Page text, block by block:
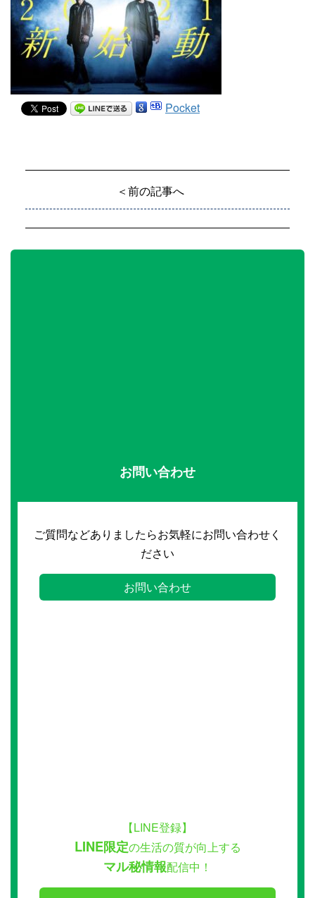
Pocket
＜前の記事へ
お問い合わせ
ご質問などありましたらお気軽にお問い合わせく
ださい
お問い合わせ
【LINE登録】
LINE限定の生活の質が向上する
マル秘情報配信中！